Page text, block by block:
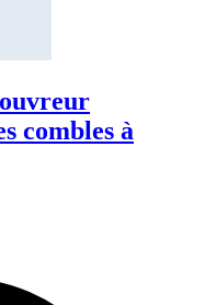
combles à